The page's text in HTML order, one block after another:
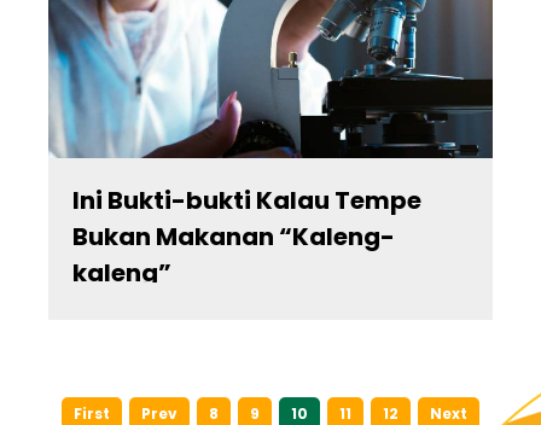
Ini Bukti-bukti Kalau Tempe
Bukan Makanan “Kaleng-
kaleng”
First Prev 8 9 10 (current)
11 12 Next